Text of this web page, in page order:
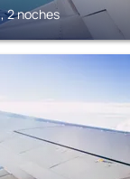
2 noches